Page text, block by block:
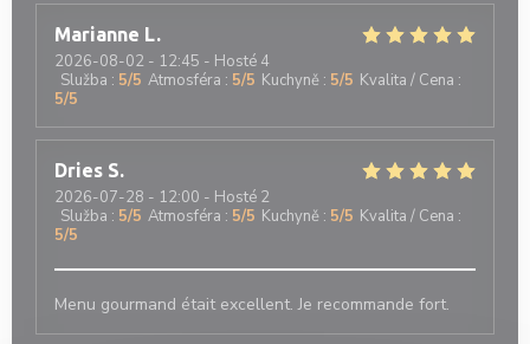
Marianne L
2026-08-02 - 12:45 - Hosté 4
Služba : 5/5 Atmosféra : 5/5 Kuchyně : 5/5 Kvalita / Cena :
5/5
Dries S
2026-07-28 - 12:00 - Hosté 2
Služba : 5/5 Atmosféra : 5/5 Kuchyně : 5/5 Kvalita / Cena :
5/5
Menu gourmand était excellent. Je recommande fort.